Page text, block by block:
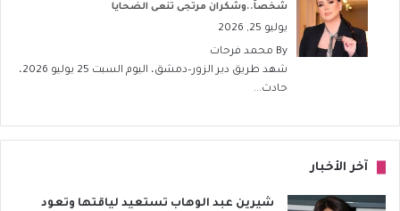
شخصاً..وشكران مرتجى تنعى الضحايا
يوليو 25, 2026
By محمد فرحات
شهد طريق دير الزور–دمشق، اليوم السبت 25 يوليو 2026،
حادث...
آخر الأخبار
شيرين عبد الوهاب تستعيد لياقتها وتعود